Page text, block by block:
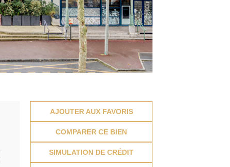
AJOUTER AUX FAVORIS
COMPARER CE BIEN
SIMULATION DE CRÉDIT